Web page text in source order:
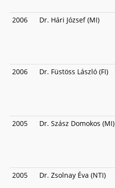
2006 Dr. Hári József (MI)
2006 Dr. Füstöss László (FI)
2005 Dr. Szász Domokos (MI)
2005 Dr. Zsolnay Éva (NTI)